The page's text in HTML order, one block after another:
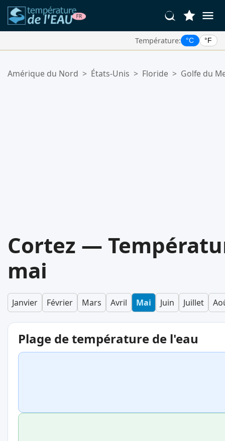
Température: °C °F
Votre liste de favoris est vide.
Amérique du Nord > États-Unis > Floride > Golfe du
Cortez —
mai
Janvier Février Mars Avril Mai Juin Juillet
Plage de température de l'eau